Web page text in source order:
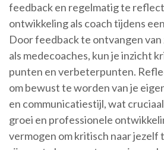
feedback en regelmatig te
ontwikkeling als coach tijdens
Door feedback te ontvangen van
als medecoaches, kun je inzicht
punten en verbeterpunten.
om bewust te worden van je
en communicatiestijl, wat
groei en professionele
vermogen om kritisch naar jezelf